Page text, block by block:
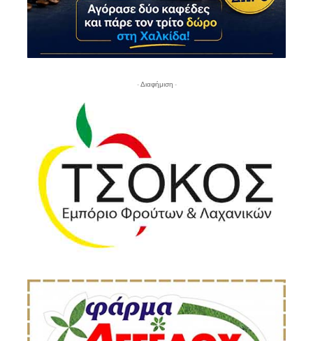
- Διαφήμιση -